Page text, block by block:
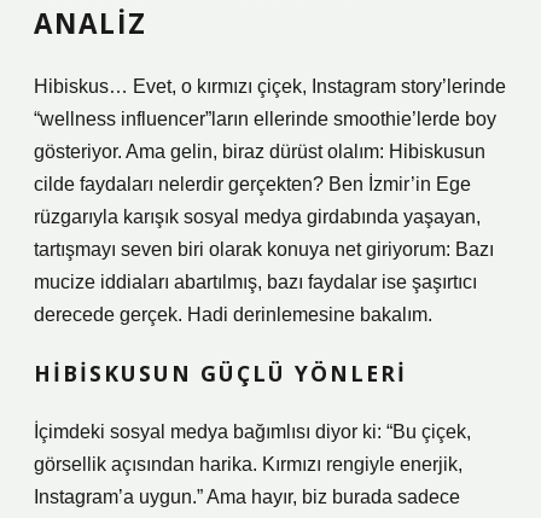
ANALIZ
Hibiskus… Evet, o kırmızı çiçek, Instagram story’lerinde
“wellness influencer”ların ellerinde smoothie’lerde boy
gösteriyor. Ama gelin, biraz dürüst olalım: Hibiskusun
cilde faydaları nelerdir gerçekten? Ben İzmir’in Ege
rüzgarıyla karışık sosyal medya girdabında yaşayan,
tartışmayı seven biri olarak konuya net giriyorum: Bazı
mucize iddiaları abartılmış, bazı faydalar ise şaşırtıcı
derecede gerçek. Hadi derinlemesine bakalım.
HIBISKUSUN GÜÇLÜ YÖNLERI
İçimdeki sosyal medya bağımlısı diyor ki: “Bu çiçek,
görsellik açısından harika. Kırmızı rengiyle enerjik,
Instagram’a uygun.” Ama hayır, biz burada sadece